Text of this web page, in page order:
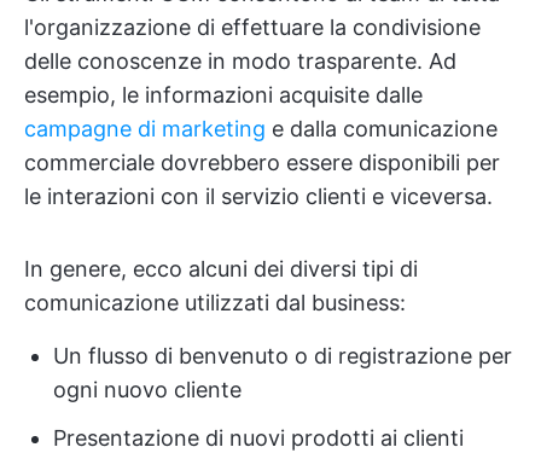
l'organizzazione di effettuare la condivisione
delle conoscenze in modo trasparente. Ad
esempio, le informazioni acquisite dalle
campagne di marketing e dalla comunicazione
commerciale dovrebbero essere disponibili per
le interazioni con il servizio clienti e viceversa.
In genere, ecco alcuni dei diversi tipi di
comunicazione utilizzati dal business:
Un flusso di benvenuto o di registrazione per
ogni nuovo cliente
Presentazione di nuovi prodotti ai clienti